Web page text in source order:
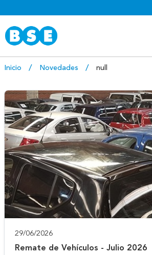
Inicio Novedades null
29/06/2026
Remate de Vehículos - Julio 2026